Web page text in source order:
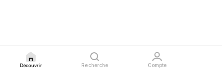
Découvrir Recherche Compte